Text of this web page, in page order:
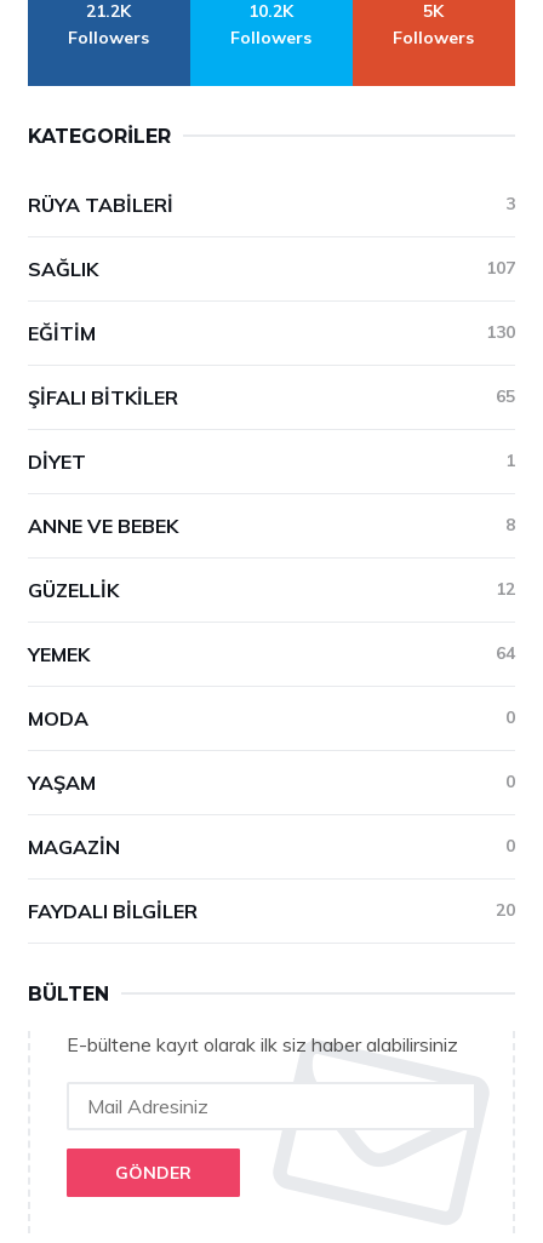
21.2K
Followers
10.2K
Followers
5K
Followers
KATEGORILER
RÜYA TABILERI 3
SAĞLIK 107
EĞITIM 130
ŞIFALI BITKILER 65
DIYET 1
ANNE VE BEBEK 8
GÜZELLIK 12
YEMEK 64
MODA 0
YAŞAM 0
MAGAZIN 0
FAYDALI BILGILER 20
BÜLTEN
E-bültene kayıt olarak ilk siz haber alabilirsiniz
GÖNDER